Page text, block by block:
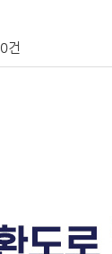
0건